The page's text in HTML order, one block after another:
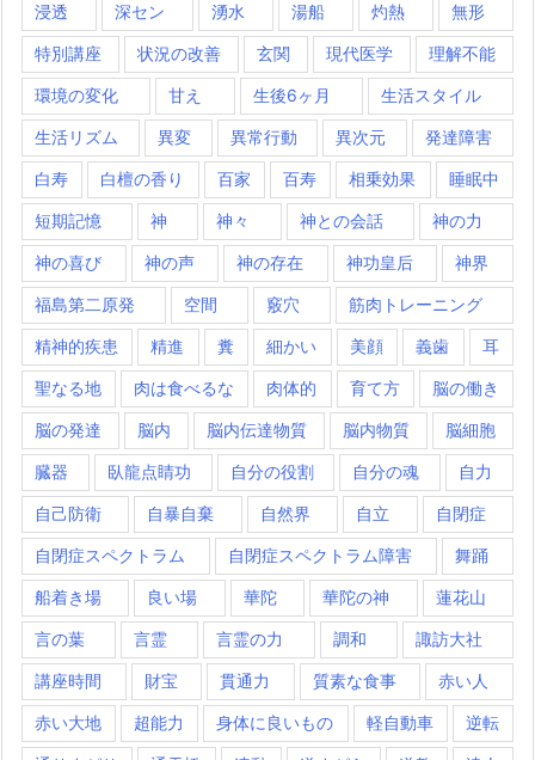
浸透 深セン 湧水 湯船 灼熱 無形
特別講座 状況の改善 玄関 現代医学 理解不能
環境の変化 甘え 生後6ヶ月 生活スタイル
生活リズム 異変 異常行動 異次元 発達障害
白寿 白檀の香り 百家 百寿 相乗効果 睡眠中
短期記憶 神 神々 神との会話 神の力
神の喜び 神の声 神の存在 神功皇后 神界
福島第二原発 空間 竅穴 筋肉トレーニング
精神的疾患 精進 糞 細かい 美顔 義歯 耳
聖なる地 肉は食べるな 肉体的 育て方 脳の働き
脳の発達 脳内 脳内伝達物質 脳内物質 脳細胞
臓器 臥龍点睛功 自分の役割 自分の魂 自力
自己防衛 自暴自棄 自然界 自立 自閉症
自閉症スペクトラム 自閉症スペクトラム障害 舞踊
船着き場 良い場 華陀 華陀の神 蓮花山
言の葉 言霊 言霊の力 調和 諏訪大社
講座時間 財宝 貫通力 質素な食事 赤い人
赤い大地 超能力 身体に良いもの 軽自動車 逆転